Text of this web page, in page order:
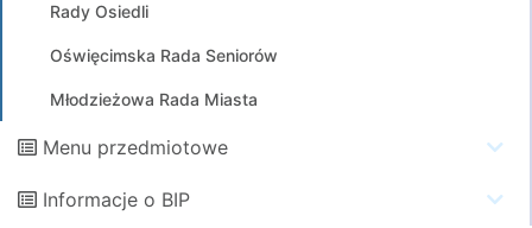
Rady Osiedli
Oświęcimska Rada Seniorów
Młodzieżowa Rada Miasta
Menu przedmiotowe
Informacje o BIP